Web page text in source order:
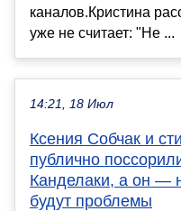
каналов.Кристина
уже не считает: "Не ...
14:21, 18 Июл
Ксения Собчак и
публично
Канделаки, а он —
будут проблемы